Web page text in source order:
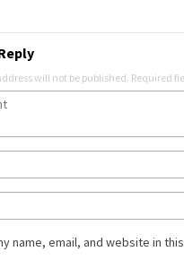
will not be published. Required
name, email, and website in